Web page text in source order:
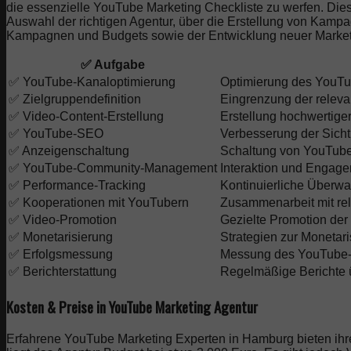
die essenzielle YouTube Marketing Checkliste zu werfen.
Auswahl der richtigen Agentur, über die Erstellung von
Kampagnen und Budgets sowie der Entwicklung neuer
✅ Aufgabe
✅ YouTube-Kanaloptimierung
Optimierung des
✅ Zielgruppendefinition
Eingrenzung der
✅ Video-Content-Erstellung
Erstellung
✅ YouTube-SEO
Verbesserung der
✅ Anzeigenschaltung
Schaltung von
✅ YouTube-Community-Management Interaktion und
✅ Performance-Tracking
Kontinuierliche
✅ Kooperationen mit YouTubern
Zusammenarbeit mit
✅ Video-Promotion
Gezielte Promotion
✅ Monetarisierung
Strategien zur
✅ Erfolgsmessung
Messung des
✅ Berichterstattung
Regelmäßige Berichte
Kosten & Preise in YouTube Marketing Agentur
Erfahrene YouTube Marketing Experten in Hamburg bieten